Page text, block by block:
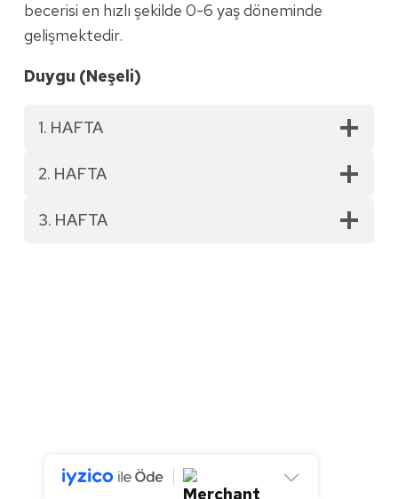
becerisi en hızlı şekilde 0-6 yaş döneminde
gelişmektedir.
Duygu (Neşeli)
1. HAFTA
2. HAFTA
3. HAFTA